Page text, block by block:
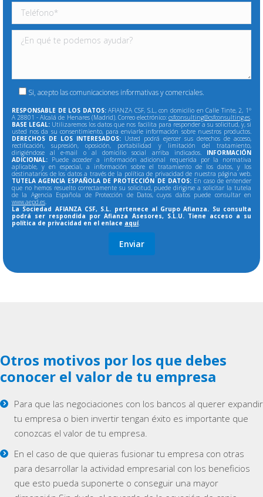
Si, acepto las comunicaciones informativas y comerciales.
RESPONSABLE DE LOS DATOS:AFIANZA CSF, S.L., con domicilio en Calle Tinte, 2, 1º
A 28801 - Alcalá de Henares (Madrid). Correo electrónico: csfconsulting@csfconsulting.es.
BASE LEGAL: Utilizaremos los datos que nos facilita para responder a su solicitud, y, si
usted nos da su consentimiento, para enviarle información sobre nuestros productos.
DERECHOS DE LOS INTERESADOS: Usted podrá ejercer sus derechos de acceso,
rectificación, supresión, oposición, portabilidad y limitación del tratamiento,
dirigiéndose al e-mail o al domicilio social arriba indicados. INFORMACIÓN
ADICIONAL: Puede acceder a información adicional requerida por la normativa
aplicable, y en especial, a información sobre el tratamiento de los datos, y los
destinatarios de los datos a través de la política de privacidad de nuestra página web.
TUTELA AGENCIA ESPAÑOLA DE PROTECCIÓN DE DATOS:En caso de entender
que no hemos resuelto correctamente su solicitud, puede dirigirse a solicitar la tutela
de la Agencia Española de Protección de Datos, cuyos datos puede consultar en
www.aepd.es.
La Sociedad AFIANZA CSF, S.L. pertenece al Grupo Afianza. Su consulta
podrá ser respondida por Afianza Asesores, S.L.U. Tiene acceso a su
política de privacidad en el enlace aquí.
Otros motivos por los que debes
conocer el valor de tu empresa
Para que las negociaciones con los bancos al querer expandir
tu empresa o bien invertir tengan éxito es importante que
conozcas el valor de tu empresa.
En el caso de que quieras fusionar tu empresa con otras
para desarrollar la actividad empresarial con los beneficios
que esto pueda suponerte o conseguir una mayor